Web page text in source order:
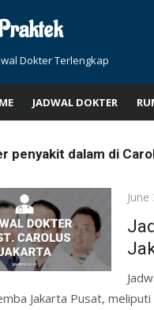
Dokter Terlengkap
JADWAL DOKTER
penyakit dalam di
Jakarta Pusat,